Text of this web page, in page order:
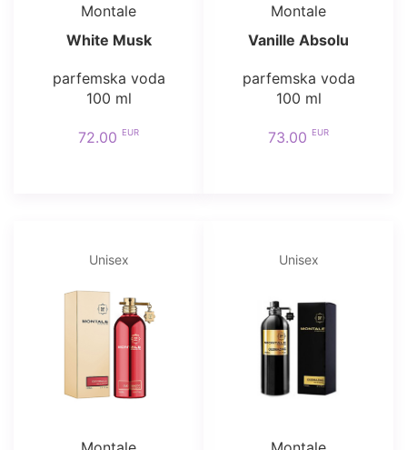
Montale
White Musk
parfemska voda
100 ml
72.00 EUR
Montale
Vanille Absolu
parfemska voda
100 ml
73.00 EUR
Unisex Unisex